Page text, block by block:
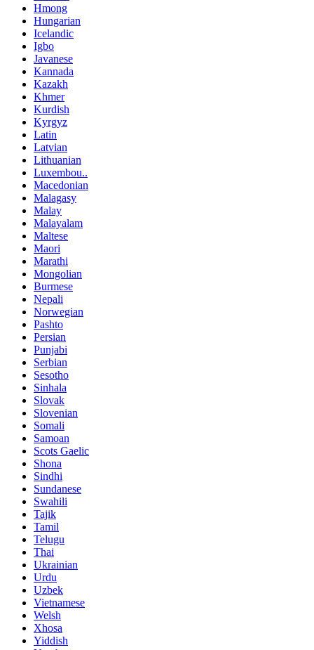
Hmong
Hungarian
Icelandic
Igbo
Javanese
Kannada
Kazakh
Khmer
Kurdish
Kyrgyz
Latin
Latvian
Lithuanian
Luxembou..
Macedonian
Malagasy
Malay
Malayalam
Maltese
Maori
Marathi
Mongolian
Burmese
Nepali
Norwegian
Pashto
Persian
Punjabi
Serbian
Sesotho
Sinhala
Slovak
Slovenian
Somali
Samoan
Scots Gaelic
Shona
Sindhi
Sundanese
Swahili
Tajik
Tamil
Telugu
Thai
Ukrainian
Urdu
Uzbek
Vietnamese
Welsh
Xhosa
Yiddish